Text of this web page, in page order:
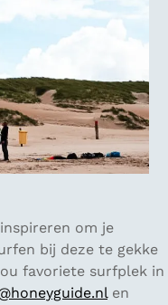
om je
bij deze te gekke
favoriete surfplek in
en